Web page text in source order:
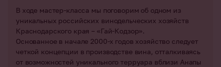
В ходе мастер-класса мы поговорим об одном из
уникальных российских винодельческих хозяйств
Краснодарского края – «Гай-Кодзор».
Основанное в начале 2000-х годов хозяйство следует
четкой концепции в производстве вина, отталкиваясь
от возможностей уникального терруара вблизи Анапы